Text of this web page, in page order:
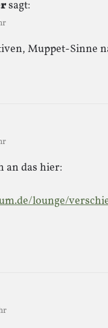
sagt:
Muppet-Sinne
das hier:
lounge/